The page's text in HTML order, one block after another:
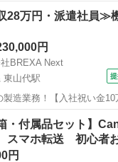
寺駅 カメラ アング
28万円・派遣社員≫
円
BREXA Next
東山代駅
造業務！【入社祝い金10
年間休日129日＆休出なし
で快適作業◎自社正社員
《佐...
山代駅 その他
・付属品セット】
スマホ転送 初心者
円